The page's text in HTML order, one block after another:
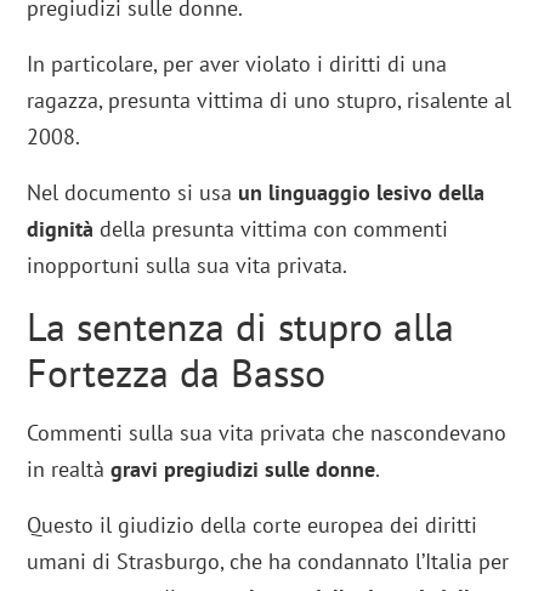
pregiudizi sulle donne.
In particolare, per aver violato i diritti di una
ragazza, presunta vittima di uno stupro, risalente al
2008.
Nel documento si usa un linguaggio lesivo della
dignità della presunta vittima con commenti
inopportuni sulla sua vita privata.
La sentenza di stupro alla
Fortezza da Basso
Commenti sulla sua vita privata che nascondevano
in realtàgravi pregiudizi sulle donne.
Questo il giudizio della corte europea dei diritti
umani di Strasburgo, che ha condannato l’Italia per